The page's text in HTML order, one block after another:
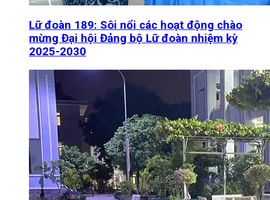
Lữ đoàn 189: Sôi nổi các hoạt động chào
mừng Đại hội Đảng bộ Lữ đoàn nhiệm kỳ
2025-2030